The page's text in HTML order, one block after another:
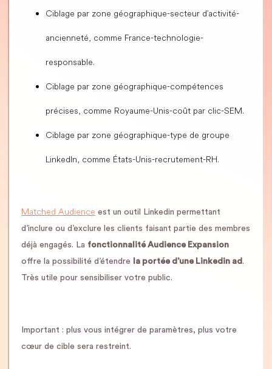
Ciblage par zone géographique-secteur d’activité-
ancienneté, comme France-technologie-
responsable.
Ciblage par zone géographique-compétences
précises, comme Royaume-Unis-coût par clic-SEM.
Ciblage par zone géographique-type de groupe
LinkedIn, comme États-Unis-recrutement-RH.
Matched Audience est un outil Linkedin permettant
d’inclure ou d’exclure les clients faisant partie des membres
déjà engagés. La fonctionnalité Audience Expansion
offre la possibilité d’étendre
la portée d’une Linkedin ad .
Très utile pour sensibiliser votre public.
Important : plus vous intégrer de paramètres, plus votre
cœur de cible sera restreint.